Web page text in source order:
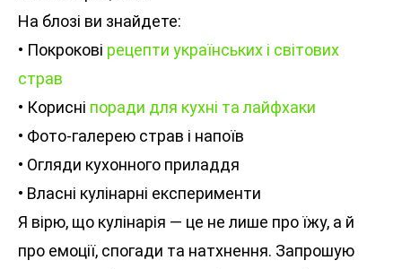
На блозі ви знайдете:
• Покрокові рецепти українських і світових
страв
• Корисні поради для кухні та лайфхаки
• Фото-галерею страв і напоїв
• Огляди кухонного приладдя
• Власні кулінарні експерименти
Я вірю, що кулінарія — це не лише про їжу, а й
про емоції, спогади та натхнення. Запрошую